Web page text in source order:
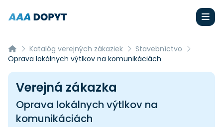
Katalóg verejných zákaziek
Stavebníctvo
Oprava lokálnych výtlkov na komunikáciách
Verejná zákazka
Oprava lokálnych výtlkov na
komunikáciách